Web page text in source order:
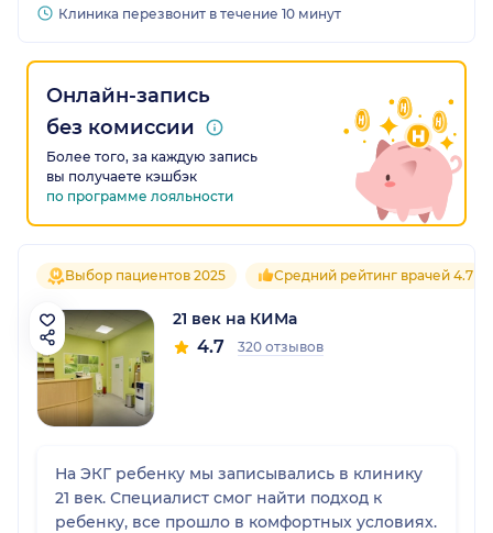
Клиника перезвонит в течение 10 минут
Онлайн-запись
без комиссии
Более того, за каждую запись
вы получаете кэшбэк
по программе лояльности
Выбор пациентов 2025 Средний рейтинг врачей 4.7
21 век на КИМа
4.7 320 отзывов
На ЭКГ ребенку мы записывались в клинику
21 век. Специалист смог найти подход к
ребенку, все прошло в комфортных условиях.